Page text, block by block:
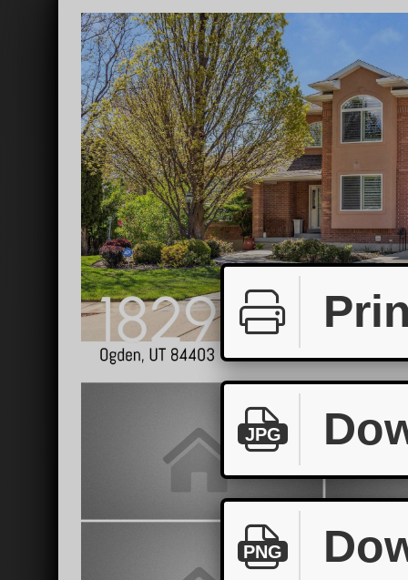
JPG
PNG